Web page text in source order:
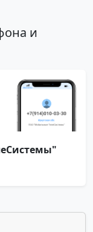
и